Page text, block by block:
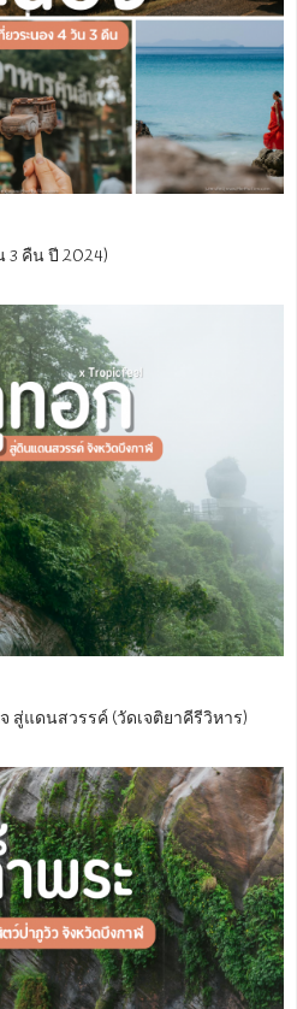
3 คืน ปี 2024)
สู่แดนสวรรค์ (วัดเจติยาคีรีวิหาร)